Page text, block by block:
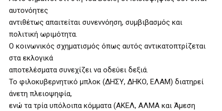
αυτονόητες
αντιθέτως απαιτείται συνεννόηση, συμβιβασμός και
πολιτική ωριμότητα.
Ο κοινωνικός σχηματισμός όπως αυτός αντικατοπτρίζεται
στα εκλογικά
αποτελέσματα συνεχίζει να οδεύει δεξιά.
Το φιλοκυβερνητικό μπλοκ (ΔΗΣΥ, ΔΗΚΟ, ΕΛΑΜ) διατηρεί
άνετη πλειοψηφία,
ενώ τα τρία υπόλοιπα κόμματα (ΑΚΕΛ, ΑΛΜΑ και Άμεση